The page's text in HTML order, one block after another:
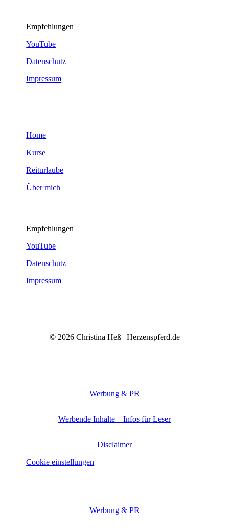
Empfehlungen
YouTube
Datenschutz
Impressum
Home
Kurse
Reiturlaube
Über mich
Empfehlungen
YouTube
Datenschutz
Impressum
© 2026 Christina Heß | Herzenspferd.de
Werbung & PR
Werbende Inhalte – Infos für Leser
Disclaimer
Cookie einstellungen
Werbung & PR